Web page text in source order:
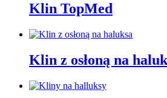
Klin TopMed
Klin z osłoną na